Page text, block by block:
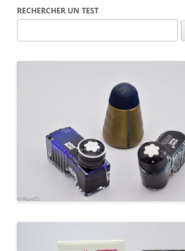
RECHERCHER UN TEST